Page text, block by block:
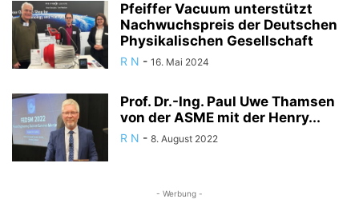
Pfeiffer Vacuum unterstützt
Nachwuchspreis der Deutschen
Physikalischen Gesellschaft
R N - 16. Mai 2024
Prof. Dr.-Ing. Paul Uwe Thamsen
von der ASME mit der Henry...
R N - 8. August 2022
- Werbung -